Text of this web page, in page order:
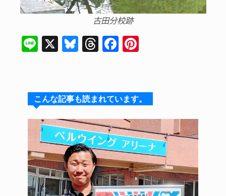
古田分校跡
Li X Bl
s
k
y
T
a
d
s
F
e
b
o
o
k
re
st
こんな記事も読まれています。